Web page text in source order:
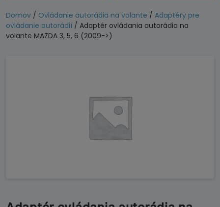
Domov / Ovládanie autorádia na volante / Adaptéry pre
ovládanie autorádií / Adaptér ovládania autorádia na
volante MAZDA 3, 5, 6 (2009->)